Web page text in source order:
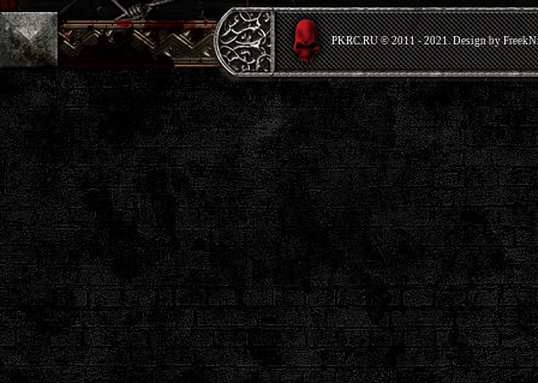
PKRС.RU © 2011 - 2021. Design by